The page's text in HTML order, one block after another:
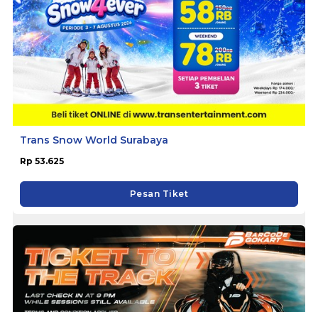
Trans Snow World Surabaya
Rp 53.625
Pesan Tiket